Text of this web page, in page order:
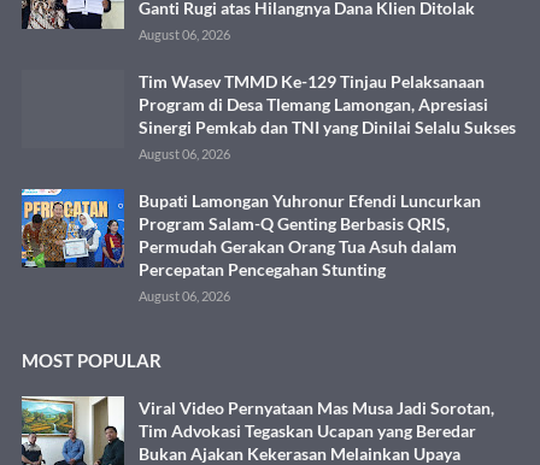
Ganti Rugi atas Hilangnya Dana Klien Ditolak
August 06, 2026
Tim Wasev TMMD Ke-129 Tinjau Pelaksanaan
Program di Desa Tlemang Lamongan, Apresiasi
Sinergi Pemkab dan TNI yang Dinilai Selalu Sukses
August 06, 2026
Bupati Lamongan Yuhronur Efendi Luncurkan
Program Salam-Q Genting Berbasis QRIS,
Permudah Gerakan Orang Tua Asuh dalam
Percepatan Pencegahan Stunting
August 06, 2026
MOST POPULAR
Viral Video Pernyataan Mas Musa Jadi Sorotan,
Tim Advokasi Tegaskan Ucapan yang Beredar
Bukan Ajakan Kekerasan Melainkan Upaya